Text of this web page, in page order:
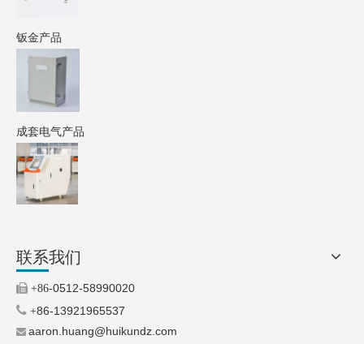
钣金产品
成套电气产品
联系我们
 +86-0512-58990020
 +86-13921965537
 aaron.huang@huikundz.com